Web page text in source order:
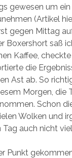
gewesen um
(Artikel
gegen Mittag
Boxershort saß
Kaffee,
die
Ast ab. So
Morgen, die
Schon
Wolken und
auch nicht
Punkt